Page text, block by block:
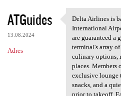
ATGuides
13.08.2024
Adres
Delta Airlines
Delta Airlines is
International
are guaranteed a
terminal's array
culinary options,
places. Members
exclusive lounge
snacks, and a
prior to takeoff.